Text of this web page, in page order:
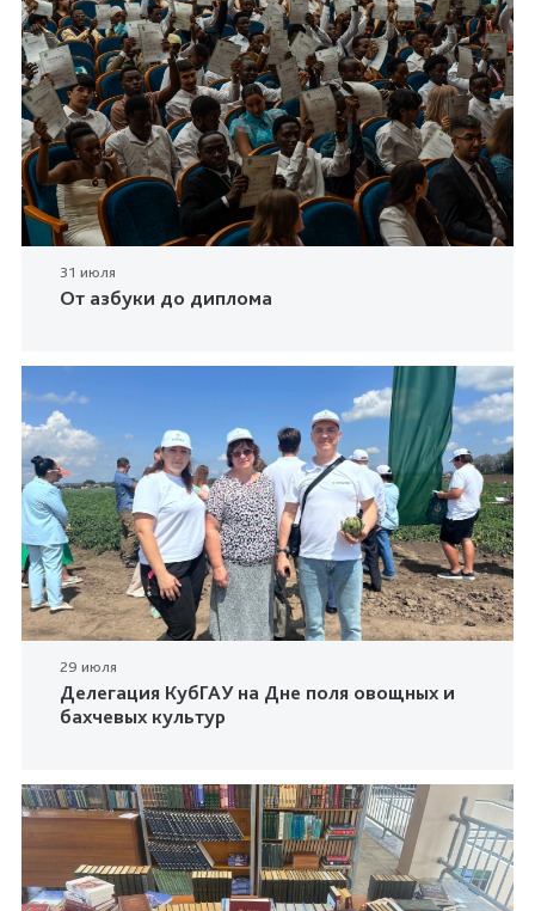
31 июля
От азбуки до диплома
29 июля
Делегация КубГАУ на Дне поля овощных и
бахчевых культур